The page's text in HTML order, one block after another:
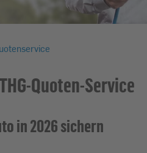
Quoten-Service
in 2026 sichern